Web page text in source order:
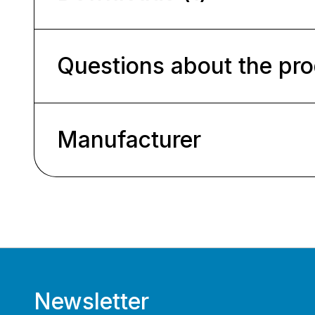
Questions about the
Manufacturer
Newsletter